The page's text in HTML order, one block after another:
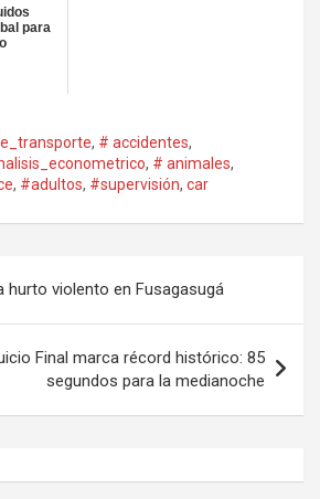
para
, # accidentes,
, # animales,
, #adultos, #supervisión, car
hurto violento en Fusagasugá
Final marca récord histórico: 85
segundos para la medianoche